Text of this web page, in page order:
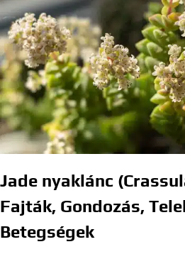
Jade nyaklánc
Fajták, Gondozás,
Betegségek